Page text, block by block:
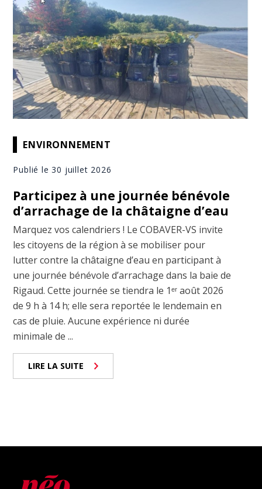
ENVIRONNEMENT
Publié le 30 juillet 2026
Participez à une journée bénévole
d’arrachage de la châtaigne d’eau
Marquez vos calendriers ! Le COBAVER-VS invite
les citoyens de la région à se mobiliser pour
lutter contre la châtaigne d’eau en participant à
une journée bénévole d’arrachage dans la baie de
Rigaud. Cette journée se tiendra le 1ᵉʳ août 2026
de 9 h à 14 h; elle sera reportée le lendemain en
cas de pluie. Aucune expérience ni durée
minimale de ...
LIRE LA SUITE